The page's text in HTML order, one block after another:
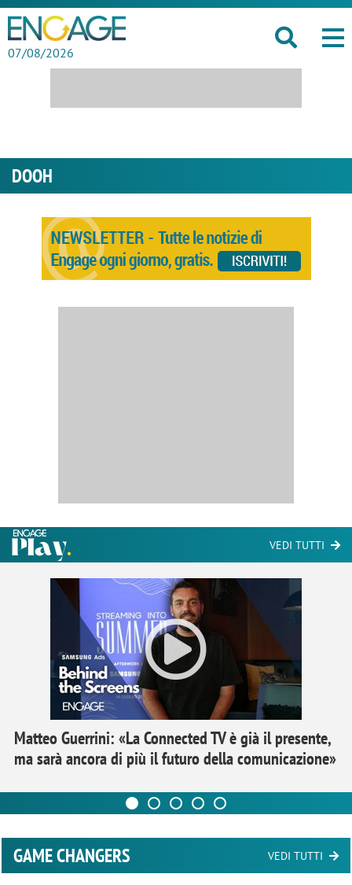
07/08/2026
DOOH
VEDI TUTTI
Matteo Guerrini: «La Connected TV è già il presente,
ma sarà ancora di più il futuro della comunicazione»
GAME CHANGERS VEDI TUTTI